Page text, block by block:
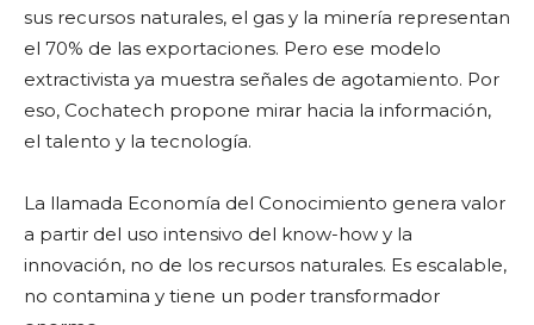
sus recursos naturales, el gas y la minería representan
el 70% de las exportaciones. Pero ese modelo
extractivista ya muestra señales de agotamiento. Por
eso, Cochatech propone mirar hacia la información,
el talento y la tecnología.
La llamada Economía del Conocimiento genera valor
a partir del uso intensivo del know-how y la
innovación, no de los recursos naturales. Es escalable,
no contamina y tiene un poder transformador